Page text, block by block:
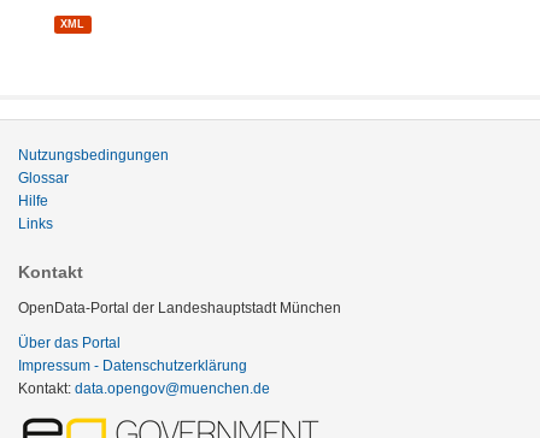
XML
Nutzungsbedingungen
Glossar
Hilfe
Links
Kontakt
OpenData-Portal der Landeshauptstadt München
Über das Portal
Impressum - Datenschutzerklärung
Kontakt: data.opengov@muenchen.de